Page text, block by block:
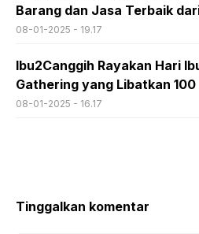
Barang dan Jasa Terbaik
08-01-2025 - 19.17
Ibu2Canggih Rayakan Hari
Gathering yang Libatkan
08-01-2025 - 16.17
Tinggalkan komentar